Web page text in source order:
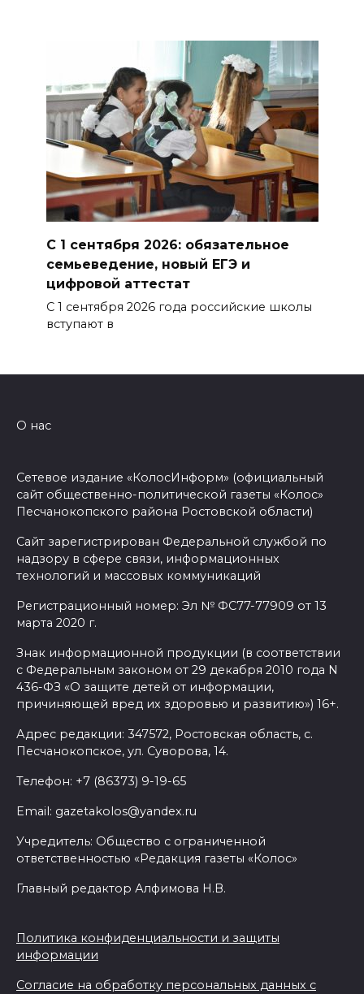
С 1 сентября 2026: обязательное
семьеведение, новый ЕГЭ и
цифровой аттестат
С 1 сентября 2026 года российские школы
вступают в
О нас
Сетевое издание «КолосИнформ» (официальный
сайт общественно-политической газеты «Колос»
Песчанокопского района Ростовской области)
Сайт зарегистрирован Федеральной службой по
надзору в сфере связи, информационных
технологий и массовых коммуникаций
Регистрационный номер: Эл № ФС77-77909 от 13
марта 2020 г.
Знак информационной продукции (в соответствии
с Федеральным законом от 29 декабря 2010 года N
436-ФЗ «О защите детей от информации,
причиняющей вред их здоровью и развитию») 16+.
Адрес редакции: 347572, Ростовская область, с.
Песчанокопское, ул. Суворова, 14.
Телефон: +7 (86373) 9-19-65
Email: gazetakolos@yandex.ru
Учредитель: Общество с ограниченной
ответственностью «Редакция газеты «Колос»
Главный редактор Алфимова Н.В.
Политика конфиденциальности и защиты
информации
Согласие на обработку персональных данных с